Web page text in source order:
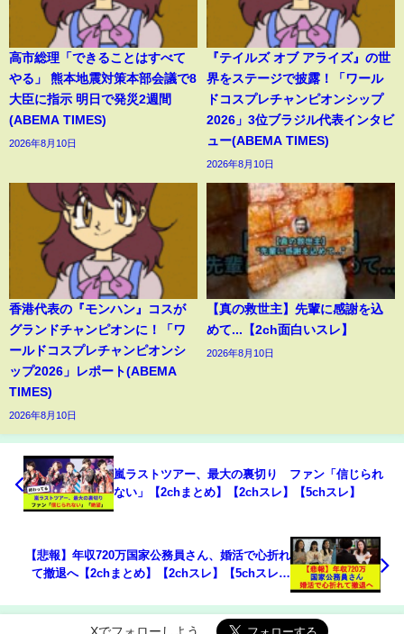
高市総理「できることはすべて
やる」 熊本地震対策本部会議で8
大臣に指示 明日で発災2週間
(ABEMA TIMES)
2026年8月10日
『テイルズ オブ アライズ』の世
界をステージで披露！「ワール
ドコスプレチャンピオンシップ
2026」3位ブラジル代表インタビ
ュー(ABEMA TIMES)
2026年8月10日
香港代表の『モンハン』コスが
グランドチャンピオンに！「ワ
ールドコスプレチャンピオンシ
ップ2026」レポート(ABEMA
TIMES)
2026年8月10日
【真の救世主】先輩に感謝を込
めて...【2ch面白いスレ】
2026年8月10日
嵐ラストツアー、最大の裏切り ファン「信じられ
ない」【2chまとめ】【2chスレ】【5chスレ】
【悲報】年収720万国家公務員さん、婚活で心折れ
て撤退へ【2chまとめ】【2chスレ】【5chスレ】
Xでフォローしよう